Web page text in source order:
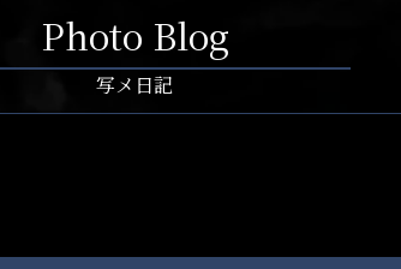
Photo Blog
写メ日記